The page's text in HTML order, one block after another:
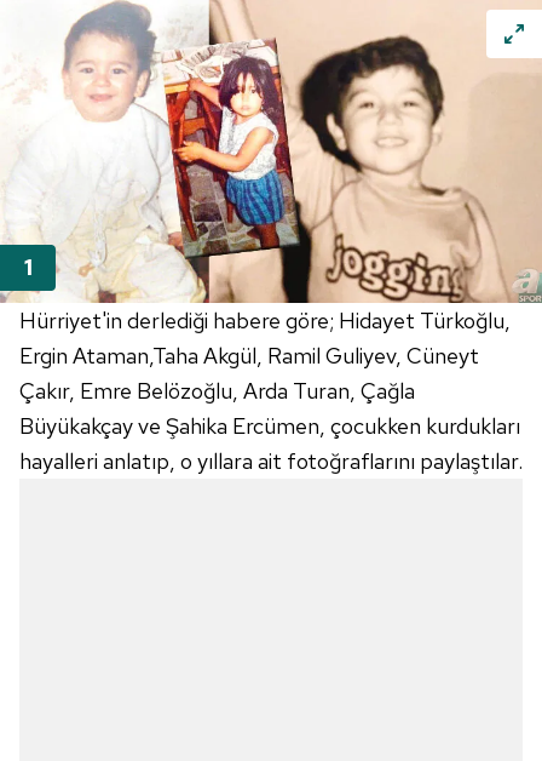
Hürriyet'in derlediği habere göre; Hidayet Türkoğlu,
Ergin Ataman,Taha Akgül, Ramil Guliyev, Cüneyt
Çakır, Emre Belözoğlu, Arda Turan, Çağla
Büyükakçay ve Şahika Ercümen, çocukken kurdukları
hayalleri anlatıp, o yıllara ait fotoğraflarını paylaştılar.